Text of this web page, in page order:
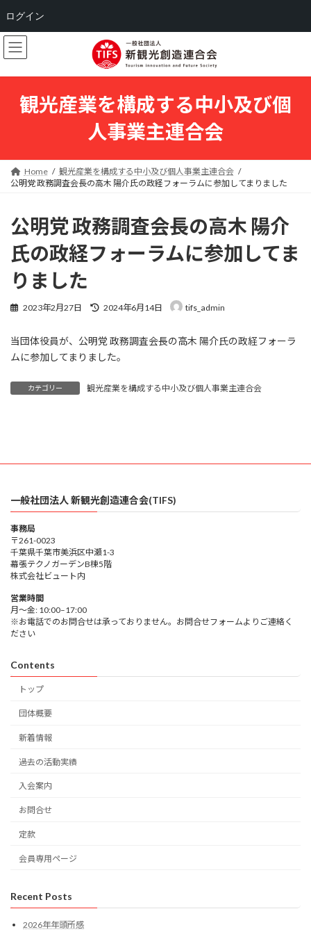
コ
ン
ン
プ
ナ
ビ
ー
動
ログイン
観光産業を構成する中小及び個
人事業主連合会
Home
観光産業を構成する中小及び個人事業主連合会
公明党 政務調査会長の高木 陽介氏の政経フォーラムに参加してまりました
公明党 政務調査会長の高木 陽介
氏の政経フォーラムに参加してま
りました
2023年2月27日
最
新
日
2024年6月14日 tifs_admin
当団体役員が、公明党 政務調査会長の高木 陽介氏の政経フォーラ
ムに参加してまりました。
カテゴリー 観光産業を構成する中小及び個人事業主連合会
一般社団法人 新観光創造連合会(TIFS)
事務局
〒261-0023
千葉県千葉市美浜区中瀬1-3
幕張テクノガーデンB棟5階
株式会社ビュート内
営業時間
月～金: 10:00–17:00
※お電話でのお問合せは承っておりません。お問合せフォームよりご連絡く
ださい
Contents
トップ
団体概要
新着情報
過去の活動実績
入会案内
お問合せ
定款
会員専用ページ
Recent Posts
2026年年頭所感